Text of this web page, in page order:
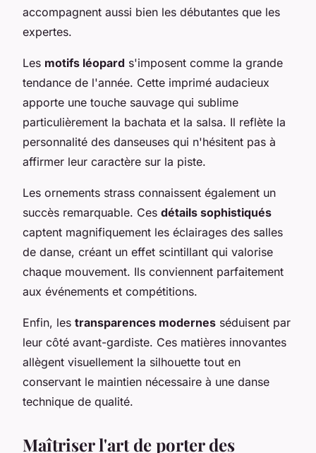
accompagnent aussi bien les débutantes que les
expertes.
Les motifs léopard s'imposent comme la grande
tendance de l'année. Cette imprimé audacieux
apporte une touche sauvage qui sublime
particulièrement la bachata et la salsa. Il reflète la
personnalité des danseuses qui n'hésitent pas à
affirmer leur caractère sur la piste.
Les ornements strass connaissent également un
succès remarquable. Ces détails sophistiqués
captent magnifiquement les éclairages des salles
de danse, créant un effet scintillant qui valorise
chaque mouvement. Ils conviennent parfaitement
aux événements et compétitions.
Enfin, les transparences modernes séduisent par
leur côté avant-gardiste. Ces matières innovantes
allègent visuellement la silhouette tout en
conservant le maintien nécessaire à une danse
technique de qualité.
Maîtriser l'art de porter des